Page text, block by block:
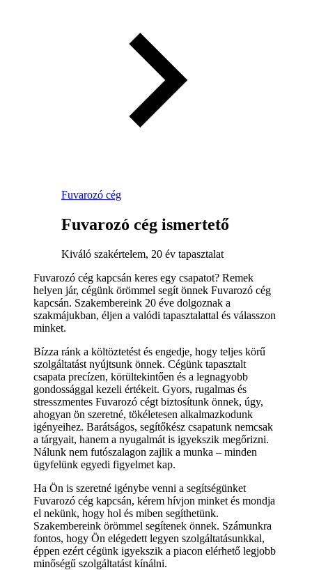
Fuvarozó cég
Fuvarozó cég ismertető
Kiváló szakértelem, 20 év tapasztalat
Fuvarozó cég kapcsán keres egy csapatot? Remek
helyen jár, cégünk örömmel segít önnek Fuvarozó cég
kapcsán. Szakembereink 20 éve dolgoznak a
szakmájukban, éljen a valódi tapasztalattal és válasszon
minket.
Bízza ránk a költöztetést és engedje, hogy teljes körű
szolgáltatást nyújtsunk önnek. Cégünk tapasztalt
csapata precízen, körültekintően és a legnagyobb
gondossággal kezeli értékeit. Gyors, rugalmas és
stresszmentes Fuvarozó cégt biztosítunk önnek, úgy,
ahogyan ön szeretné, tökéletesen alkalmazkodunk
igényeihez. Barátságos, segítőkész csapatunk nemcsak
a tárgyait, hanem a nyugalmát is igyekszik megőrizni.
Nálunk nem futószalagon zajlik a munka – minden
ügyfelünk egyedi figyelmet kap.
Ha Ön is szeretné igénybe venni a segítségünket
Fuvarozó cég kapcsán, kérem hívjon minket és mondja
el nekünk, hogy hol és miben segíthetünk.
Szakembereink örömmel segítenek önnek. Számunkra
fontos, hogy Ön elégedett legyen szolgáltatásunkkal,
éppen ezért cégünk igyekszik a piacon elérhető legjobb
minőségű szolgáltatást kínálni.